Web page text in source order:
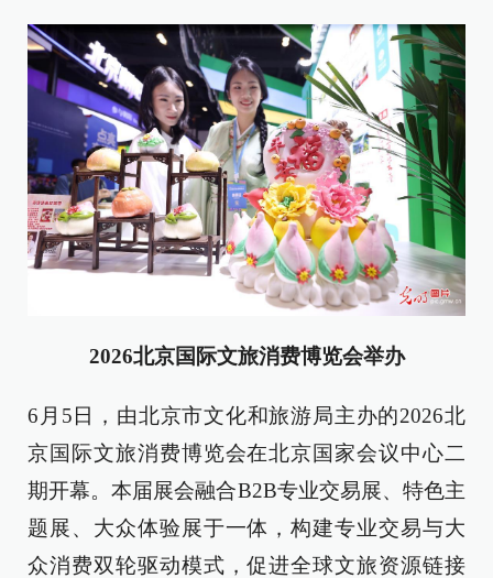
2026北京国际文旅消费博览会举办
6月5日，由北京市文化和旅游局主办的2026北
京国际文旅消费博览会在北京国家会议中心二
期开幕。本届展会融合B2B专业交易展、特色主
题展、大众体验展于一体，构建专业交易与大
众消费双轮驱动模式，促进全球文旅资源链接